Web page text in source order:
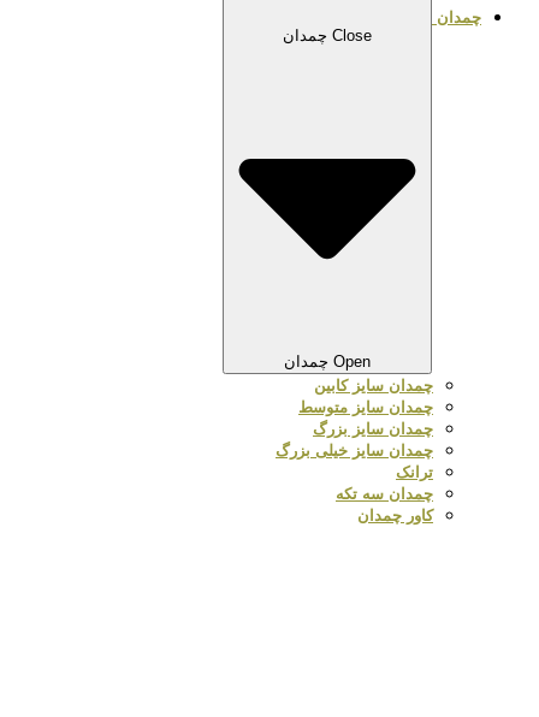
چمدان
Close چمدان
Open چمدان
چمدان سایز کابین
چمدان سایز متوسط
چمدان سایز بزرگ
چمدان سایز خیلی بزرگ
ترانک
چمدان سه تکه
کاور چمدان